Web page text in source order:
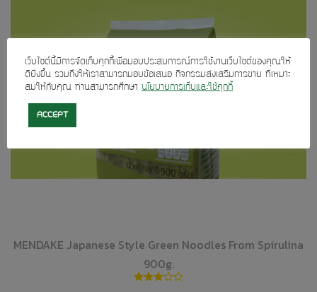
MENDAKE Japanese Style Green Noodles From Spirulina
900g.
เว็บไซต์นี้มีการจัดเก็บคุกกี้เพื่อมอบประสบการณ์การใช้งานเว็บไซต์ของคุณให้
ดียิ่งขึ้น รวมถึงให้เราสามารถมอบข้อเสนอ กิจกรรมส่งเสริมการขาย ที่เหมาะ
สมให้กับคุณ ท่านสามารถศึกษา นโยบายการเก็บและใช้คุกกี้
ACCEPT